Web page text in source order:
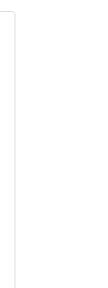
Grounding
Fragrance